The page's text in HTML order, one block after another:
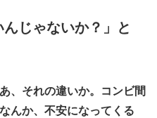
んじゃないか？」と
、それの違いか。コンビ間
んか、不安になってくる